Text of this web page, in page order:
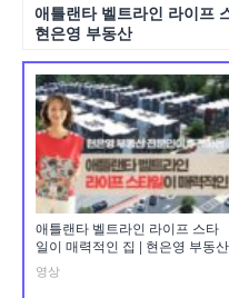
애틀랜타 벨트라인 라이프
현은영 부동산
애틀랜타 벨트라인 라이프 스타
일이 매력적인 집 | 현은영 부동산
영상